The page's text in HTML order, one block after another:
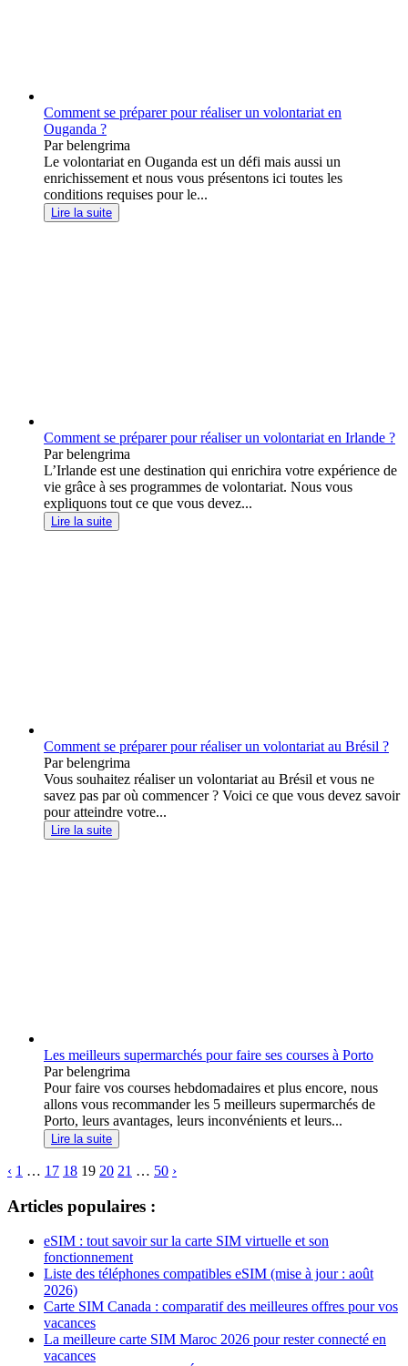
Comment se préparer pour réaliser un volontariat en
Ouganda ?
Par belengrima
Le volontariat en Ouganda est un défi mais aussi un
enrichissement et nous vous présentons ici toutes les
conditions requises pour le...
Lire la suite
Comment se préparer pour réaliser un volontariat en Irlande ?
Par belengrima
L’Irlande est une destination qui enrichira votre expérience de
vie grâce à ses programmes de volontariat. Nous vous
expliquons tout ce que vous devez...
Lire la suite
Comment se préparer pour réaliser un volontariat au Brésil ?
Par belengrima
Vous souhaitez réaliser un volontariat au Brésil et vous ne
savez pas par où commencer ? Voici ce que vous devez savoir
pour atteindre votre...
Lire la suite
Les meilleurs supermarchés pour faire ses courses à Porto
Par belengrima
Pour faire vos courses hebdomadaires et plus encore, nous
allons vous recommander les 5 meilleurs supermarchés de
Porto, leurs avantages, leurs inconvénients et leurs...
Lire la suite
‹ 1 … 17 18 19 20 21 … 50 ›
Articles populaires :
eSIM : tout savoir sur la carte SIM virtuelle et son
fonctionnement
Liste des téléphones compatibles eSIM (mise à jour : août
2026)
Carte SIM Canada : comparatif des meilleures offres pour vos
vacances
La meilleure carte SIM Maroc 2026 pour rester connecté en
vacances